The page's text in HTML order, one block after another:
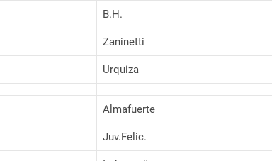
B.H.
Zaninetti
Urquiza
Almafuerte
Juv.Felic.